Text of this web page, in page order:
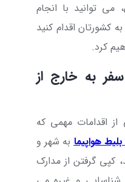
توانید با انجام
کشورتان اقدام کنید
کرد.
به خارج از
اقدامات مهمی که
هواپیما به شهر و
کپی گرفتن از مدارک